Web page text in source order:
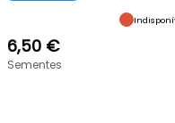
6,50 €
Sementes